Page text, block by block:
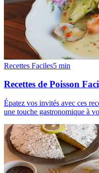
Recettes Faciles5 min
Recettes de Poisson
Épatez vos invités avec ces
une touche gastronomique à